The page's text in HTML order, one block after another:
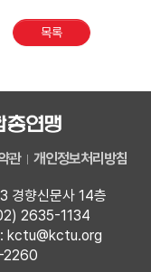
목록
관 개인정보처리방침
경향신문사 14층
2635-1134
kctu@kctu.org
2260